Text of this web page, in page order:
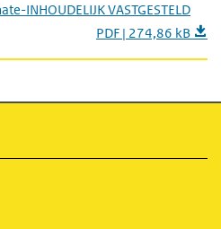
INHOUDELIJK VASTGESTELD
PDF | 274,86 kB